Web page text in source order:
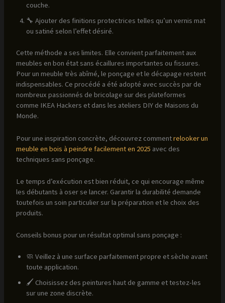
couche.
🔧 Ajouter des finitions protectrices telles qu’un vernis mat
ou satiné selon l’effet désiré.
Cette méthode a ses limites. Elle convient parfaitement aux
meubles en bon état sans écaillures importantes ou fissures.
Pour un meuble très abîmé, le ponçage et le décapage restent
indispensables. Ce procédé a été adopté avec succès par de
nombreux passionnés de bricolage sur des plateformes
comme IKEA Hackers et dans les ateliers DIY de Maisons du
Monde.
Pour une inspiration concrète, découvrez commentrelooker un
meuble en bois à peindre facilement en 2025 avec des
techniques sans ponçage.
Le temps d’exécution est bien réduit, ce qui encourage même
les débutants à oser se lancer. Garantir la durabilité demande
toutefois un soin particulier sur la préparation et le choix des
produits.
Conseils bonus pour un résultat optimal sans ponçage :
🧼 Veillez à une surface parfaitement propre et sèche avant
toute application.
🖌 Choisissez des peintures haut de gamme et testez-les
sur une zone discrète.